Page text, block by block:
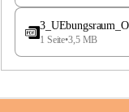
e
a
1 Seite•3,5 MB